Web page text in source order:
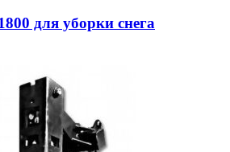
для уборки снега